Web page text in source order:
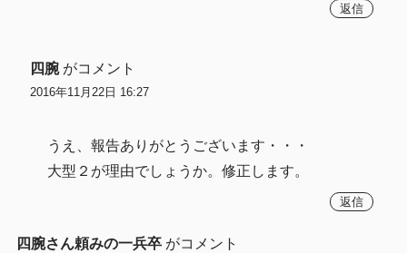
返信
四腕 がコメント
2016年11月22日 16:27
うえ、報告ありがとうございます・・・
大型２が理由でしょうか。修正します。
返信
四腕さん頼みの一兵卒 がコメント